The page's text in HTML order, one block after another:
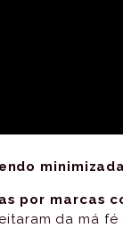
minimizada
por marcas
da má